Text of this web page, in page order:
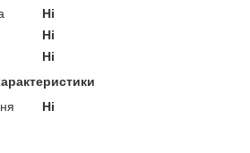
Ні
Ні
Ні
Ні